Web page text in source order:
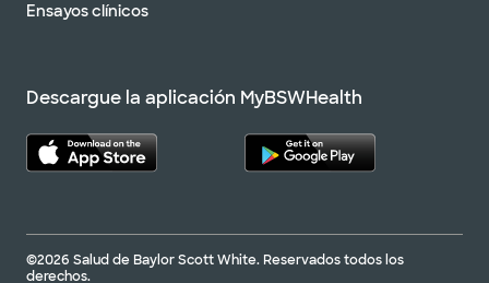
Ensayos clínicos
Descargue la aplicación MyBSWHealth
©2026 Salud de Baylor Scott White. Reservados todos los
derechos.